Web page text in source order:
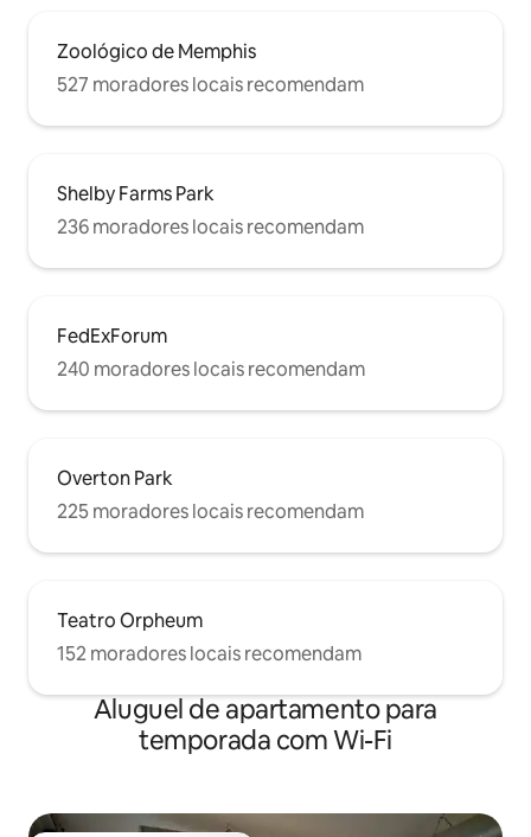
Zoológico de Memphis
527 moradores locais recomendam
Shelby Farms Park
236 moradores locais recomendam
FedExForum
240 moradores locais recomendam
Overton Park
225 moradores locais recomendam
Teatro Orpheum
152 moradores locais recomendam
Aluguel de apartamento para
temporada com Wi-Fi